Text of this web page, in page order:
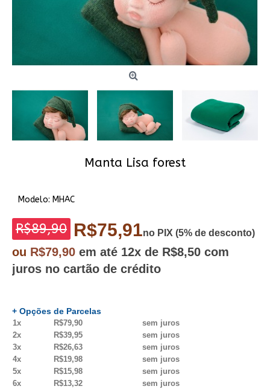
Manta Lisa forest
Modelo: MHAC
R$89,90 R$75,91no PIX (5% de desconto)
ou R$79,90 em até 12x de R$8,50 com
juros no cartão de crédito
+ Opções de Parcelas
1x R$79,90
sem juros
2x
R$39,95
sem juros
3x
R$26,63
sem juros
4x
R$19,98
sem juros
5x
R$15,98
sem juros
6x
R$13,32
sem juros